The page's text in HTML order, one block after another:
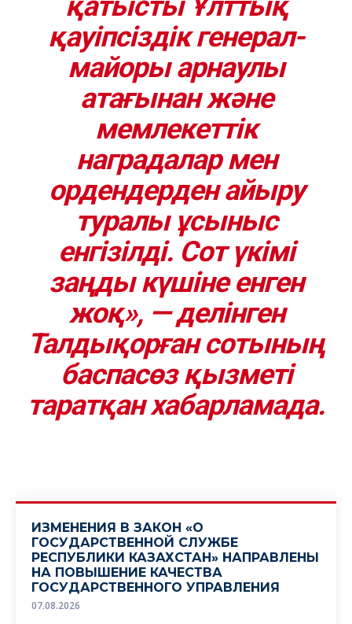
қауіпсіздік генерал-
майоры арнаулы
атағынан және
мемлекеттік
наградалар мен
ордендерден айыру
туралы ұсыныс
енгізілді. Сот үкімі
заңды күшіне енген
жоқ», — делінген
Талдықорған сотының
баспасөз қызметі
таратқан хабарламада.
ИЗМЕНЕНИЯ В ЗАКОН «О
ГОСУДАРСТВЕННОЙ СЛУЖБЕ
РЕСПУБЛИКИ КАЗАХСТАН» НАПРАВЛЕНЫ
НА ПОВЫШЕНИЕ КАЧЕСТВА
ГОСУДАРСТВЕННОГО УПРАВЛЕНИЯ
07.08.2026